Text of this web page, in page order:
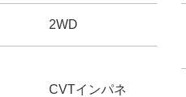
2WD
CVTインパネ